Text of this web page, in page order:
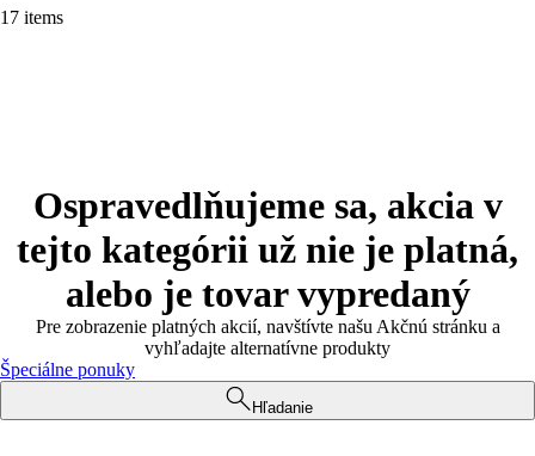
17 items
Ospravedlňujeme sa, akcia v
tejto kategórii už nie je platná,
alebo je tovar vypredaný
Pre zobrazenie platných akcií, navštívte našu Akčnú stránku a
vyhľadajte alternatívne produkty
Špeciálne ponuky
Hľadanie